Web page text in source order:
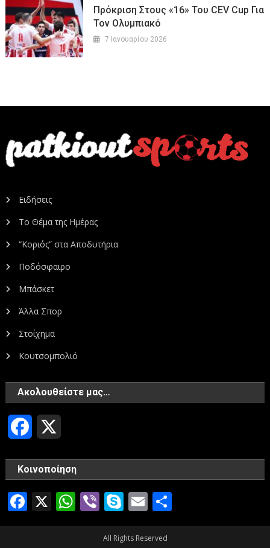
Πρόκριση Στους «16» Του CEV Cup Για
Τον Ολυμπιακό
7 Ιανουαρίου 2026
Ειδήσεις
Το Θέμα της Ημέρας
“Κοριός” στα Αποδυτήρια
Ποδόσφαιρο
Μπάσκετ
Άλλα Σπορ
Στοίχημα
Κουτσομπολιό
Ακολουθείστε μας…
Facebook
Κοινοποίηση
Facebook
X WhatsApp
ViberSkype
Email
All Rights Reserved